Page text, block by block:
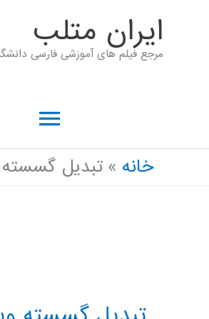
ايران متلب
مرجع فیلم های آموزشی فارسی
اصلی
خانه تبدیل